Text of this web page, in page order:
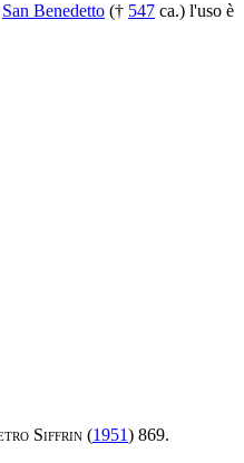
San Benedetto († 547 ca.) l'uso è
Siffrin (1951) 869.